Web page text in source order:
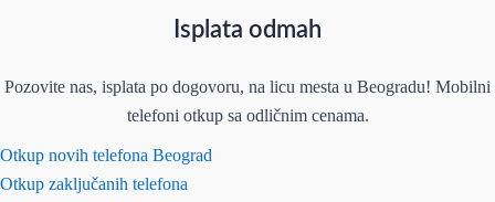
Isplata odmah
Pozovite nas, isplata po dogovoru, na licu mesta u Beogradu! Mobilni
telefoni otkup sa odličnim cenama.
Otkup novih telefona Beograd
Otkup zaključanih telefona